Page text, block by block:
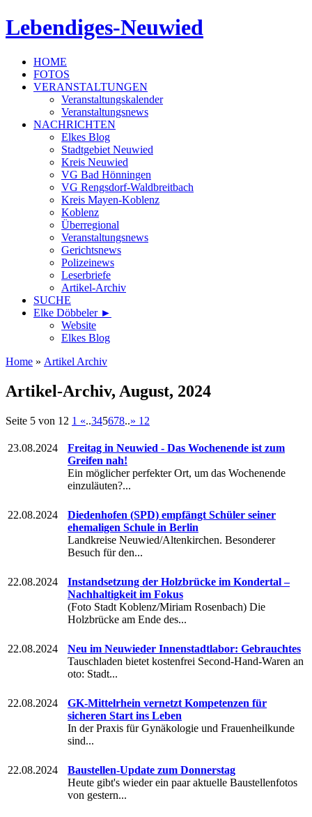
Lebendiges-Neuwied
HOME
FOTOS
VERANSTALTUNGEN
Veranstaltungskalender
Veranstaltungsnews
NACHRICHTEN
Elkes Blog
Stadtgebiet Neuwied
Kreis Neuwied
VG Bad Hönningen
VG Rengsdorf-Waldbreitbach
Kreis Mayen-Koblenz
Koblenz
Überregional
Veranstaltungsnews
Gerichtsnews
Polizeinews
Leserbriefe
Artikel-Archiv
SUCHE
Elke Döbbeler ►
Website
Elkes Blog
Home » Artikel Archiv
Artikel-Archiv, August, 2024
Seite 5 von 12 1 «..345678..» 12
23.08.2024
Freitag in Neuwied - Das Wochenende ist zum
Greifen nah!
Ein möglicher perfekter Ort, um das Wochenende
einzuläuten?...
22.08.2024
Diedenhofen (SPD) empfängt Schüler seiner
ehemaligen Schule in Berlin
Landkreise Neuwied/Altenkirchen. Besonderer
Besuch für den...
22.08.2024
Instandsetzung der Holzbrücke im Kondertal –
Nachhaltigkeit im Fokus
(Foto Stadt Koblenz/Miriam Rosenbach) Die
Holzbrücke am Ende des...
22.08.2024
Neu im Neuwieder Innenstadtlabor: Gebrauchtes
Tauschladen bietet kostenfrei Second-Hand-Waren an
oto: Stadt...
22.08.2024
GK-Mittelrhein vernetzt Kompetenzen für
sicheren Start ins Leben
In der Praxis für Gynäkologie und Frauenheilkunde
sind...
22.08.2024
Baustellen-Update zum Donnerstag
Heute gibt's wieder ein paar aktuelle Baustellenfotos
von gestern...